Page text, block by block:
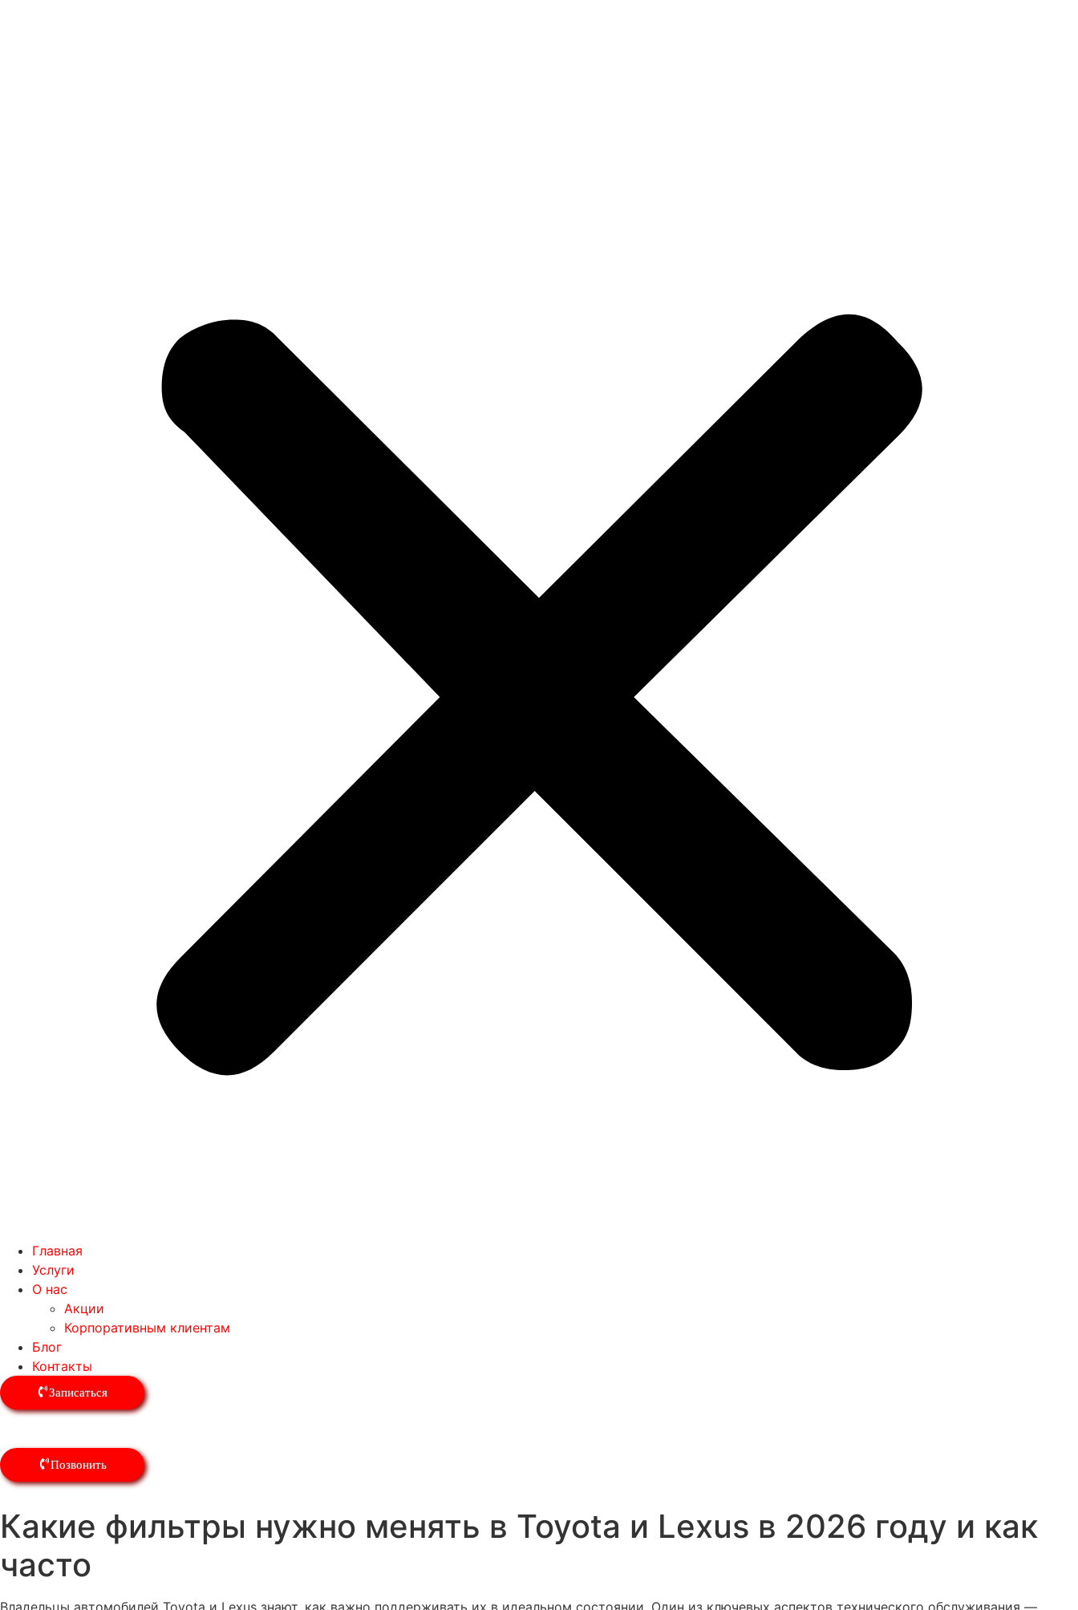
Главная
Услуги
О нас
Акции
Корпоративным клиентам
Блог
Контакты
Записаться
Позвонить
Какие фильтры нужно менять в Toyota и Lexus в 2026 году и как
часто
Владельцы автомобилей Toyota и Lexus знают, как важно поддерживать их в идеальном состоянии. Один из ключевых аспектов технического обслуживания —